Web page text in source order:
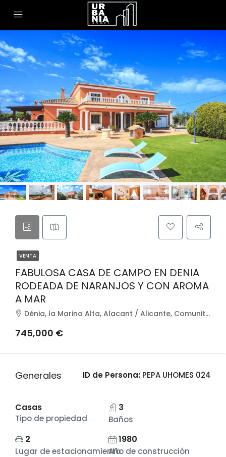
VENTA
FABULOSA CASA DE CAMPO EN DENIA
RODEADA DE NARANJOS Y CON AROMA
A MAR
Dénia, la Marina Alta, Alacant / Alicante, Comunitat Valenciana, España
745,000 €
Generales ID de Persona: PEPA UHOMES 024
Casas
Tipo de propiedad
3
Baños
2
Lugar de estacionamiento
1980
Año de construcción